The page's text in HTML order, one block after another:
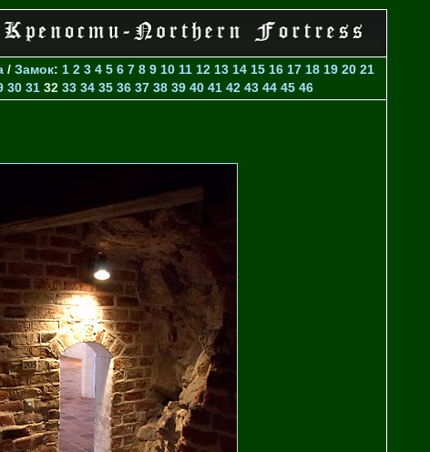
/ Замок: 1 2 3 4 5 6 7 8 9 10 11 12 13 14 15 16 17 18 19 20 21
30 31 32 33 34 35 36 37 38 39 40 41 42 43 44 45 46